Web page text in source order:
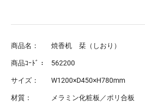
商品名： 焼香机 栞（しおり）
商品ｺｰﾄﾞ： 562200
サイズ： W1200×D450×H780mm
材質： メラミン化粧板／ポリ合板